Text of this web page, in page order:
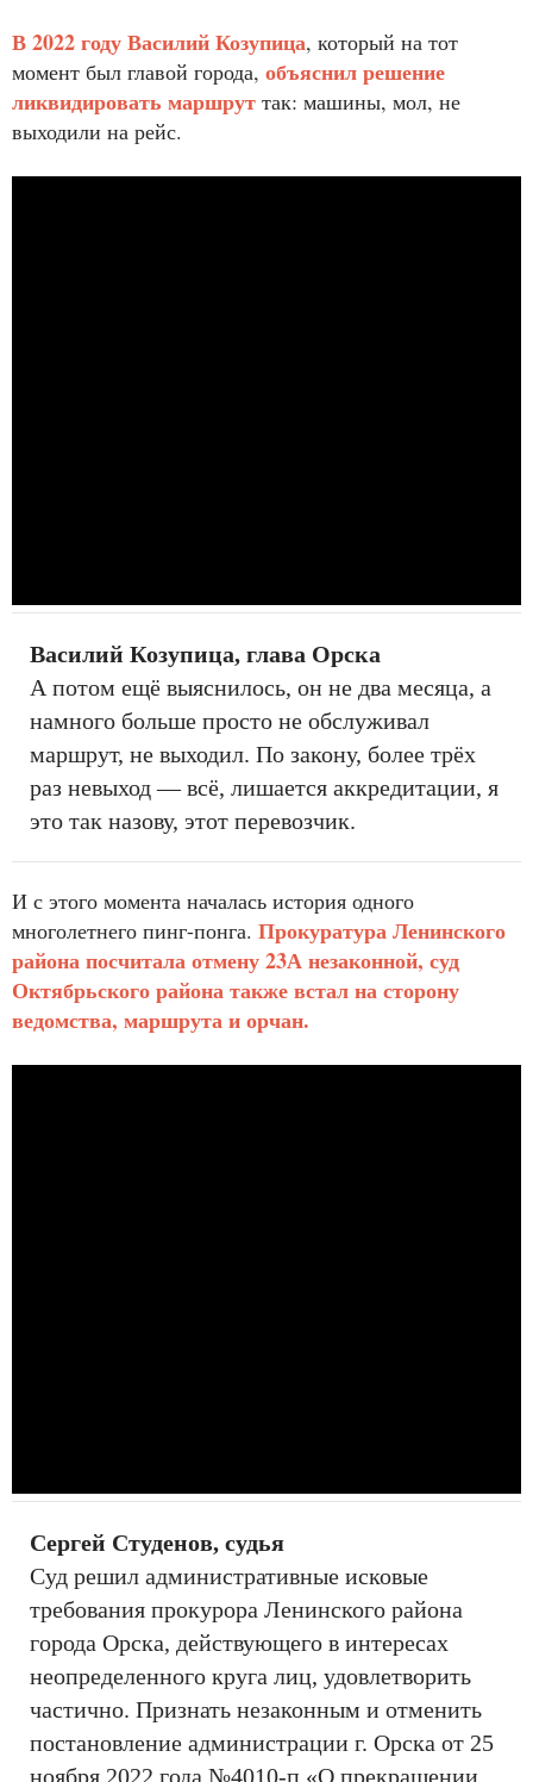
В 2022 году Василий Козупица, который на тот
момент был главой города, объяснил решение
ликвидировать маршрут так: машины, мол, не
выходили на рейс.
Василий Козупица, глава Орска
А потом ещё выяснилось, он не два месяца, а
намного больше просто не обслуживал
маршрут, не выходил. По закону, более трёх
раз невыход — всё, лишается аккредитации, я
это так назову, этот перевозчик.
И с этого момента началась история одного
многолетнего пинг-понга. Прокуратура Ленинского
района посчитала отмену 23А незаконной, суд
Октябрьского района также встал на сторону
ведомства, маршрута и орчан.
Сергей Студенов, судья
Суд решил административные исковые
требования прокурора Ленинского района
города Орска, действующего в интересах
неопределенного круга лиц, удовлетворить
частично. Признать незаконным и отменить
постановление администрации г. Орска от 25
ноября 2022 года №4010-п «О прекращении